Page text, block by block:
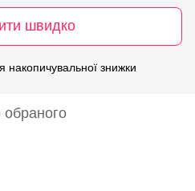
швидко
накопичувальної знижки
обраного